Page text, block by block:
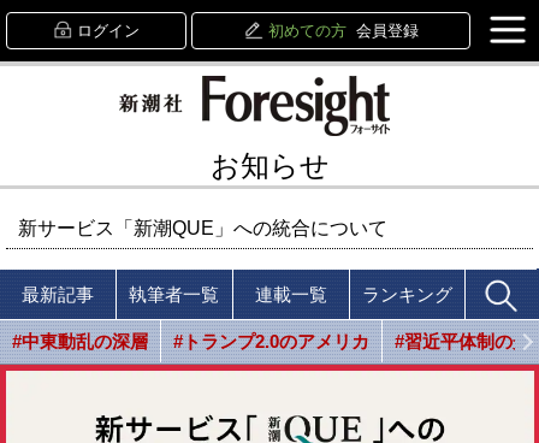
ログイン 初めての方 会員登録
お知らせ
新サービス「新潮QUE」への統合について
最新記事 執筆者一覧 連載一覧 ランキング
#中東動乱の深層 #トランプ2.0のアメリカ #習近平体制の光